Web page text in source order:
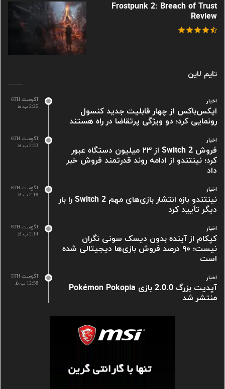
Frostpunk 2: Breach of Trust
Review
تایم لاین
آگوست 6TH
2:25 ب.ظ
اخبار
ایکس‌باکس از چهار قابلیت جدید کنسول
رونمایی کرد؛ دو ویژگی پرتقاضا در راه هستند
آگوست 6TH
2:23 ب.ظ
اخبار
فروش Switch 2 از ۲۳ میلیون دستگاه عبور
کرد؛ نینتندو از ادامه روند قدرتمند فروش خبر
داد
آگوست 6TH
2:18 ب.ظ
اخبار
نینتندو بازه انتشار بازی‌های مهم Switch 2 را بار
دیگر تأیید کرد
آگوست 6TH
2:14 ب.ظ
اخبار
کپکام از آینده بدون دیسک سونی نگران
نیست؛ ۹۰ درصد فروش بازی‌ها دیجیتالی شده
است
آگوست 5TH
12:58 ب.ظ
اخبار
آپدیت بزرگ 2.0.0 بازی Pokémon Pokopia
منتشر شد